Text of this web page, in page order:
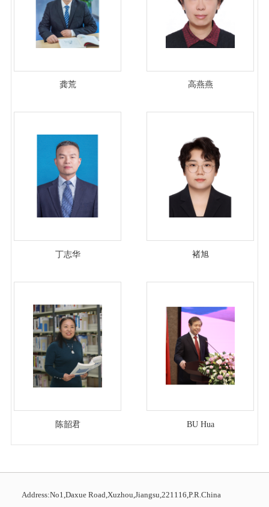
龚荒 高燕燕
丁志华 褚旭
陈韶君 BU Hua
Address:No1,Daxue Road,Xuzhou,Jiangsu,221116,P.R.China